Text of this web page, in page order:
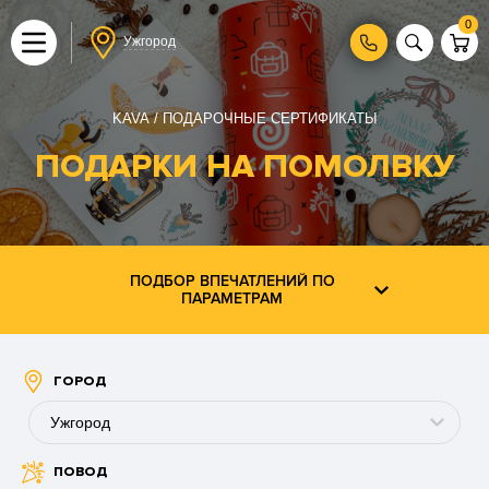
Ужгород
0
KAVA ПОДАРОЧНЫЕ СЕРТИФИКАТЫ
ПОДАРКИ НА ПОМОЛВКУ
ПОДБОР ВПЕЧАТЛЕНИЙ ПО
ПАРАМЕТРАМ
ГОРОД
Ужгород
Буковель
ПОВОД